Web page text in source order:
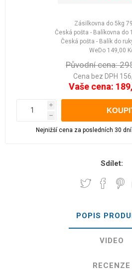
Zásilkovna do 5kg
Česká pošta - Balíkovna do
Česká pošta - Balík do
WeDo 149,00
Původní cena:
Cena bez DPH
Vaše cena:
i
h
Nejnižší cena za posledních 30
Sdílet:
POPIS
VIDEO
RECENZE